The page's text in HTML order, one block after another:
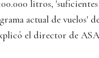
litros,
actual de vuelos'
el director de